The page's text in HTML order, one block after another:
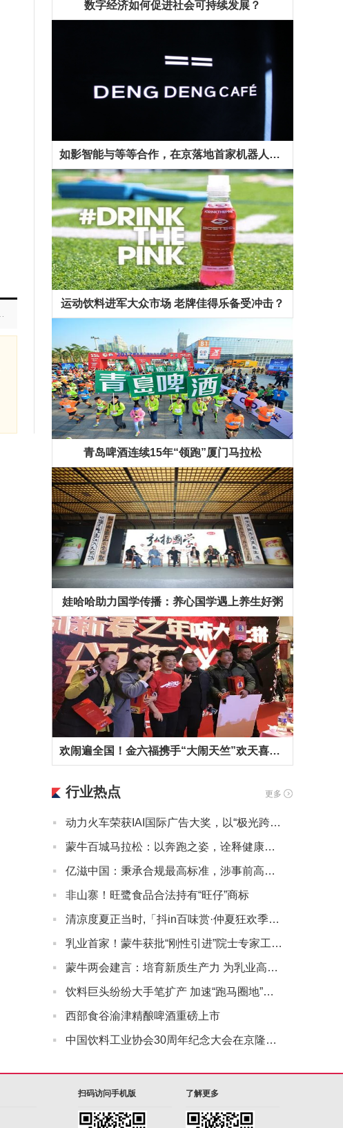
数字经济如何促进社会可持续发展？
如影智能与等等合作，在京落地首家机器人咖啡馆
运动饮料进军大众市场 老牌佳得乐备受冲击？
青岛啤酒连续15年“领跑”厦门马拉松
娃哈哈助力国学传播：养心国学遇上养生好粥
欢闹遍全国！金六福携手“大闹天竺”欢天喜地拜早年！
行业热点 更多
· 动力火车荣获IAI国际广告大奖，以“极光跨年”打造差异化品牌印记
· 蒙牛百城马拉松：以奔跑之姿，诠释健康中国“新态度”
· 亿滋中国：秉承合规最高标准，涉事前高管即时离职
· 非山寨！旺鹭食品合法持有“旺仔”商标
· 清凉度夏正当时,「抖in百味赏·仲夏狂欢季」多重玩法助力行业商家引爆夏日经济
· 乳业首家！蒙牛获批“刚性引进”院士专家工作站持续深耕新质生产力
· 蒙牛两会建言：培育新质生产力 为乳业高质量发展注入创新力量
· 饮料巨头纷纷大手笔扩产 加速“跑马圈地”巩固领先优势
· 西部食谷渝津精酿啤酒重磅上市
· 中国饮料工业协会30周年纪念大会在京隆重召开，康师傅受邀参会
扫码访问手机版 了解更多